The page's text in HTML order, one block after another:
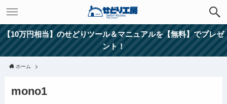
【10万円相当】のせどりツール＆マニュアルを【無料】でプレゼ
ント！
ホーム
mono1